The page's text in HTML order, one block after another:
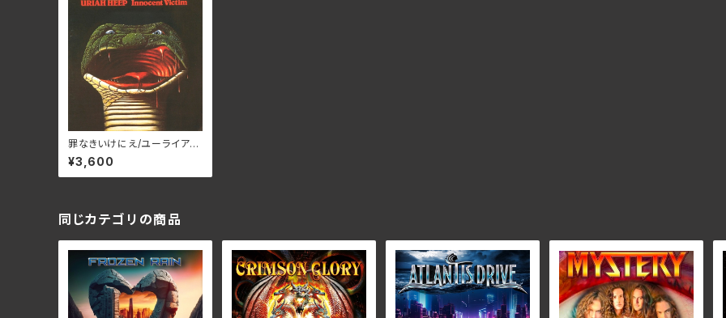
罪なきいけにえ/ユーライア‧
ヒープ BELLE-264389(仕
様:SHM-CD)
¥3,600
同じカテゴリの商品